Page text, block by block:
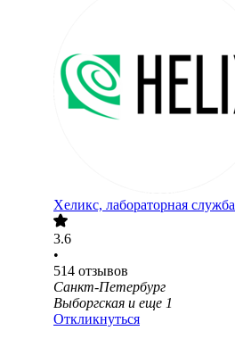
Хеликс, лабораторная служба
3.6
•
514 отзывов
Санкт-Петербург
Выборгская и еще 1
Откликнуться